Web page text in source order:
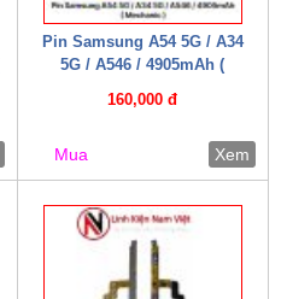
Pin Samsung A54 5G / A34
5G / A546 / 4905mAh (
160,000 đ
Mua Xem